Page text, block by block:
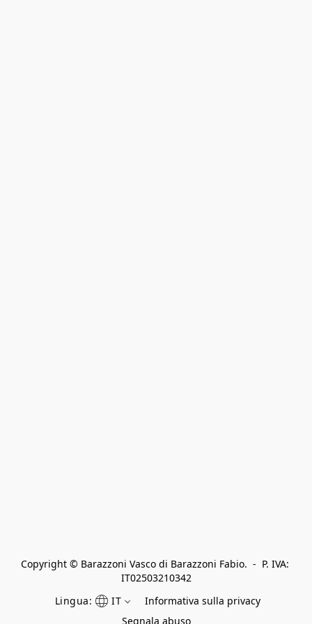
Copyright © Barazzoni Vasco di Barazzoni Fabio.  -  P. IVA:
IT02503210342
Lingua:
IT
Informativa sulla privacy
Segnala abuso